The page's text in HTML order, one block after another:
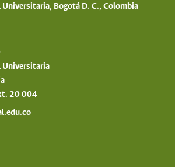
Bogotá D. C., Colombia
Universitaria
20 004